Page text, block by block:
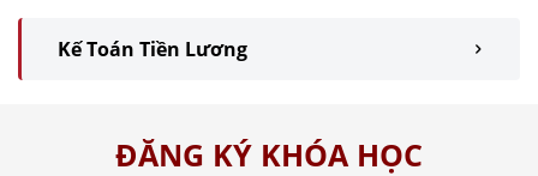
Kế Toán Tiền Lương
ĐĂNG KÝ KHÓA HỌC